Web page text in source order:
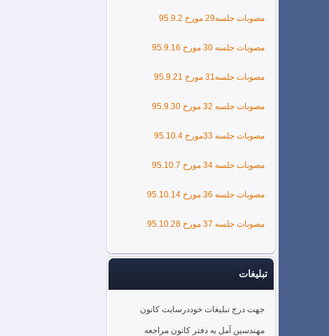
مصوبات جلسه29 مورخ 95.9.2
مصوبات جلسه 30 مورخ 95.9.16
مصوبات جلسه31 مورخ 95.9.21
مصوبات جلسه 32 مورخ 95.9.30
مصوبات جلسه 33مورخ 95.10.4
مصوبات جلسه 34 مورخ 95.10.7
مصوبات جلسه 36 مورخ 95.10.14
مصوبات جلسه 37 مورخ 95.10.28
تبلیغات
جهت درج تبلیغات خوددرسایت کانون
مهندسین آمل به دفتر کانون مراجعه